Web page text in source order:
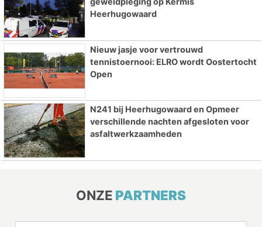
Heerhugowaard
Nieuw jasje voor vertrouwd
tennistoernooi: ELRO wordt Oostertocht
Open
N241 bij Heerhugowaard en Opmeer
verschillende nachten afgesloten voor
asfaltwerkzaamheden
ONZE PARTNERS